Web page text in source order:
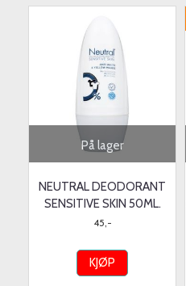
På lager
NEUTRAL DEODORANT
SENSITIVE SKIN 50ML.
45,-
KJØP